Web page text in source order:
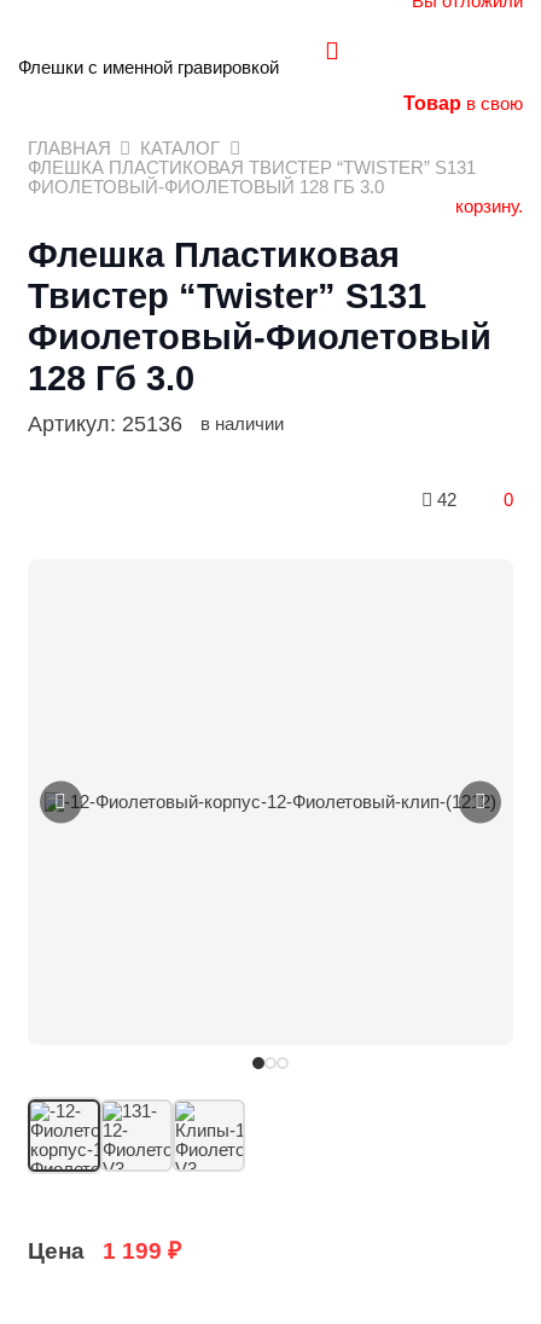
Флешки с именной гравировкой
Товарв свою
корзину.
ГЛАВНАЯ
КАТАЛОГ
ФЛЕШКА ПЛАСТИКОВАЯ ТВИСТЕР “TWISTER” S131
ФИОЛЕТОВЫЙ-ФИОЛЕТОВЫЙ 128 ГБ 3.0
Флешка Пластиковая
Твистер “Twister” S131
Фиолетовый-Фиолетовый
128 Гб 3.0
Артикул: 25136 в наличии
42 0
Цена 1 199₽